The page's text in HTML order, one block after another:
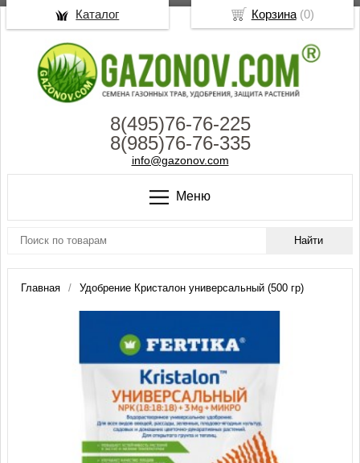
8(495)76-76-225
8(985)76-76-335
info@gazonov.com
Меню
Главная Удобрение Кристалон универсальный (500 гр)
Корзина(0)
Каталог